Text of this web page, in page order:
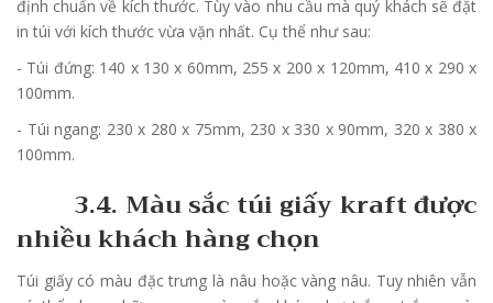
định chuẩn về kích thước. Tùy vào nhu cầu mà quý khách sẽ đặt
in túi với kích thước vừa vặn nhất. Cụ thể như sau:
- Túi đứng: 140 x 130 x 60mm, 255 x 200 x 120mm, 410 x 290 x
100mm.
- Túi ngang: 230 x 280 x 75mm, 230 x 330 x 90mm, 320 x 380 x
100mm.
3.4. Màu sắc túi giấy kraft được
nhiều khách hàng chọn
Túi giấy có màu đặc trưng là nâu hoặc vàng nâu. Tuy nhiên vẫn